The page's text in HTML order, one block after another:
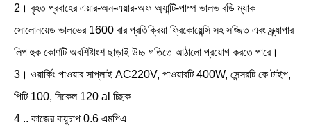
2। বৃহত প্রবাহের এয়ার-অন-এয়ার-অফ অ্যান্টি-পাম্প ভালভ বডি ম্যাক
সোলোনয়েড ভালভের 1600 বার প্রতিক্রিয়া ফ্রিকোয়েন্সি সহ সজ্জিত এবং স্ক্র্যাপার
লিপ হুক কোণটি অবশিষ্টাংশ ছাড়াই উচ্চ গতিতে আঠালো প্রয়োগ করতে পারে।
3। ওয়ার্কিং পাওয়ার সাপ্লাই AC220V, পাওয়ারটি 400W, সেন্সরটি কে টাইপ,
পিটি 100, নিকেল 120 ​​al চ্ছিক
4 .. কাজের বায়ুচাপ 0.6 এমপিএ